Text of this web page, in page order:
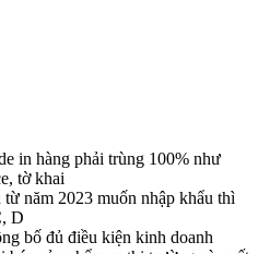
in hàng phải trùng 100% như
tờ khai
năm 2023 muốn nhập khẩu thì
D
bố đủ điều kiện kinh doanh